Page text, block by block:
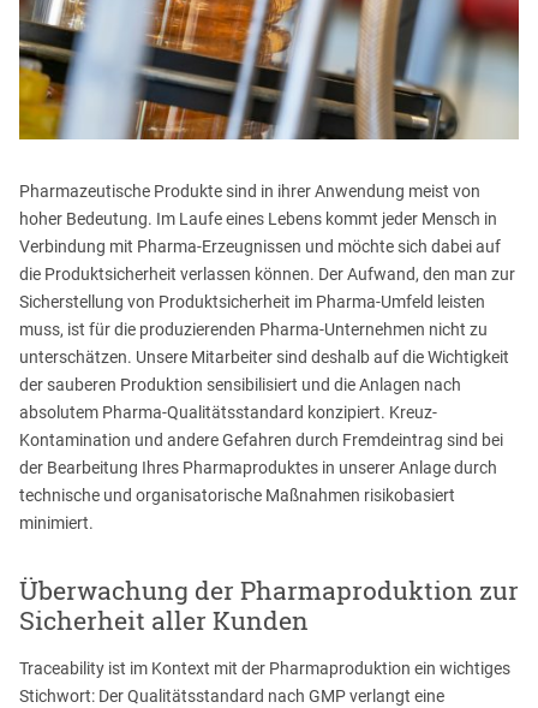
Pharmazeutische Produkte sind in ihrer Anwendung meist von
hoher Bedeutung. Im Laufe eines Lebens kommt jeder Mensch in
Verbindung mit Pharma-Erzeugnissen und möchte sich dabei auf
die Produktsicherheit verlassen können. Der Aufwand, den man zur
Sicherstellung von Produktsicherheit im Pharma-Umfeld leisten
muss, ist für die produzierenden Pharma-Unternehmen nicht zu
unterschätzen. Unsere Mitarbeiter sind deshalb auf die Wichtigkeit
der sauberen Produktion sensibilisiert und die Anlagen nach
absolutem Pharma-Qualitätsstandard konzipiert. Kreuz-
Kontamination und andere Gefahren durch Fremdeintrag sind bei
der Bearbeitung Ihres Pharmaproduktes in unserer Anlage durch
technische und organisatorische Maßnahmen risikobasiert
minimiert.
Überwachung der Pharmaproduktion zur
Sicherheit aller Kunden
Traceability ist im Kontext mit der Pharmaproduktion ein wichtiges
Stichwort: Der Qualitätsstandard nach GMP verlangt eine